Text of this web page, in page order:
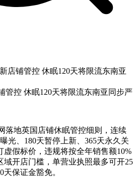
店铺管控 休眠120天将限流东南亚
管控 休眠120天将限流东南亚同步严
落地英国店铺休眠管控细则，连续
光、180天暂停上新、365天永久关
虚假标价，违规将按全年销售额10%
域开店门槛，单营业执照最多可开25
保证金豁免。